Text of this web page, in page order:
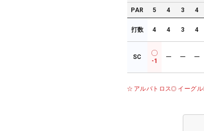
PAR 5 4 3 4
打数 4 4 3 4
SC
-1
ー ー ー
アルバトロス イーグル